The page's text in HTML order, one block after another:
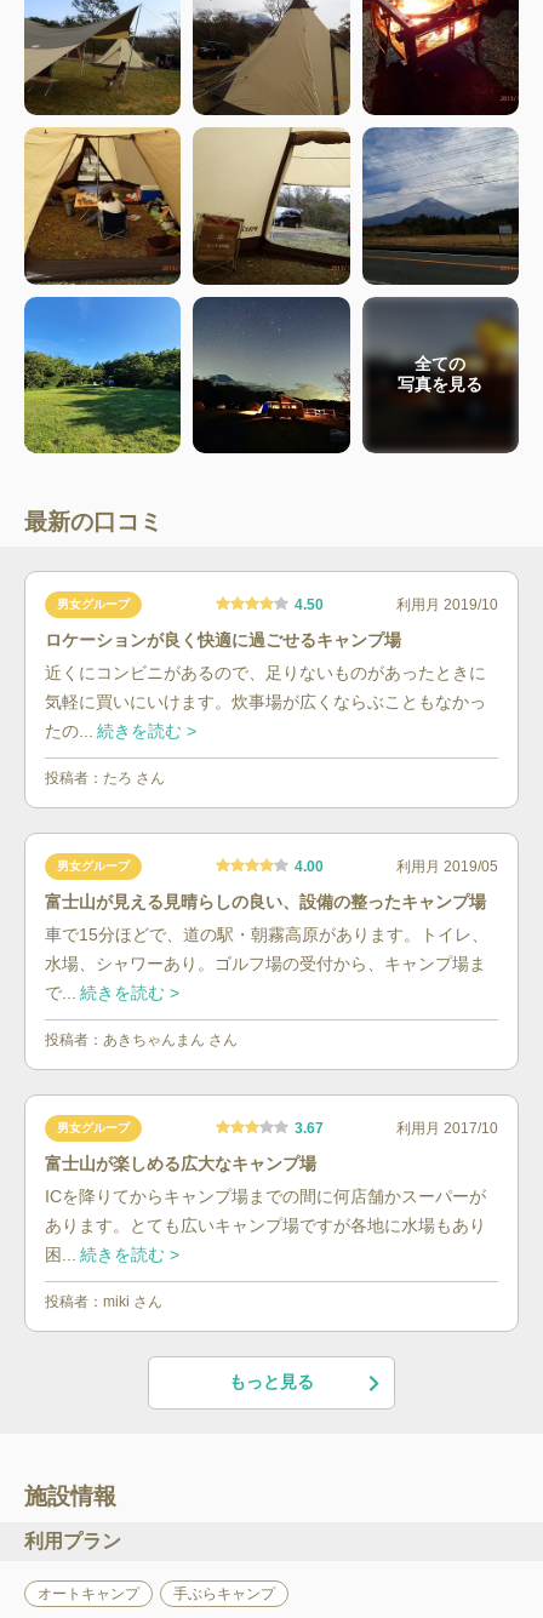
全ての
写真を見る
最新の口コミ
男女グループ 4.50 利用月 2019/10
ロケーションが良く快適に過ごせるキャンプ場
近くにコンビニがあるので、足りないものがあったときに
気軽に買いにいけます。炊事場が広くならぶこともなかっ
たの...
続きを読む >
投稿者： たろ さん
男女グループ 4.00 利用月 2019/05
富士山が見える見晴らしの良い、設備の整ったキャンプ場
車で15分ほどで、道の駅・朝霧高原があります。トイレ、
水場、シャワーあり。ゴルフ場の受付から、キャンプ場ま
で...
続きを読む >
投稿者： あきちゃんまん さん
男女グループ 3.67 利用月 2017/10
富士山が楽しめる広大なキャンプ場
ICを降りてからキャンプ場までの間に何店舗かスーパーが
あります。とても広いキャンプ場ですが各地に水場もあり
困...
続きを読む >
投稿者： miki さん
もっと見る
施設情報
利用プラン
オートキャンプ 手ぶらキャンプ